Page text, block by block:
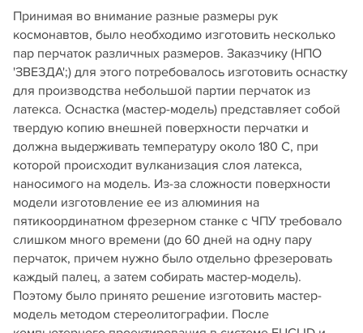
Принимая во внимание разные размеры рук
космонавтов, было необходимо изготовить несколько
пар перчаток различных размеров. Заказчику (НПО
'ЗВЕЗДА';) для этого потребовалось изготовить оснастку
для производства небольшой партии перчаток из
латекса. Оснастка (мастер-модель) представляет собой
твердую копию внешней поверхности перчатки и
должна выдерживать температуру около 180 С, при
которой происходит вулканизация слоя латекса,
наносимого на модель. Из-за сложности поверхности
модели изготовление ее из алюминия на
пятикоординатном фрезерном станке с ЧПУ требовало
слишком много времени (до 60 дней на одну пару
перчаток, причем нужно было отдельно фрезеровать
каждый палец, а затем собирать мастер-модель).
Поэтому было принято решение изготовить мастер-
модель методом стереолитографии. После